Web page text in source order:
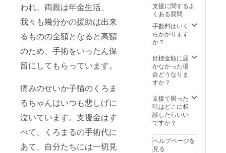
われ、両親は年金生活、
我々も幾分かの援助は出来
るものの全額となると高額
のため、手術をいったん保
留にしてもらっています。
痛みのせいか子猫のくろま
るちゃんはいつも悲しげに
泣いています。支援金はす
べて、くろまるの手術代に
あて、自分たちには一切見
支援に関するよ
くある質問
手数料はいく
らかかります
か？
目標金額に届
かなかった場
合どうなりま
すか？
支援で困った
時はどこに相
談したらいい
ですか？
ヘルプページを
見る